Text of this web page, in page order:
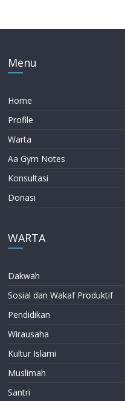
Menu
Home
Profile
Warta
Aa Gym Notes
Konsultasi
Donasi
WARTA
Dakwah
Sosial dan Wakaf Produktif
Pendidikan
Wirausaha
Kultur Islami
Muslimah
Santri